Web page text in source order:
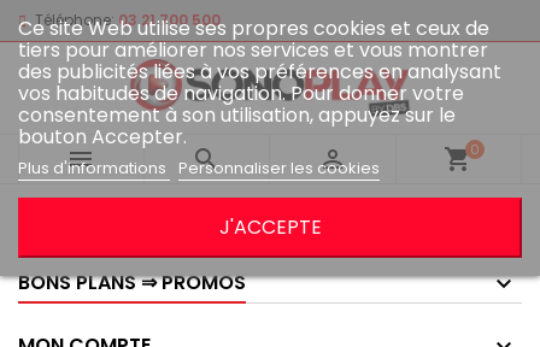
Téléphone: 03 21 700 500
Ce site Web utilise ses propres cookies et ceux de
tiers pour améliorer nos services et vous montrer
des publicités liées à vos préférences en analysant
vos habitudes de navigation. Pour donner votre
consentement à son utilisation, appuyez sur le
bouton Accepter.
Plus d'informations Personnaliser les cookies
J'ACCEPTE
   shopping_cart0
BONS PLANS ⇒ PROMOS